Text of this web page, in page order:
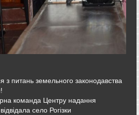
з питань земельного законодавства
команда Центру надання
село Рогізки